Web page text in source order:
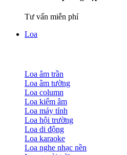
Tư vấn miễn phí
Loa
Loa âm trần
Loa âm tường
Loa column
Loa kiểm âm
Loa máy tính
Loa hội trường
Loa di động
Loa karaoke
Loa nghe nhạc nền